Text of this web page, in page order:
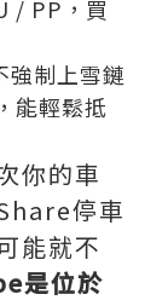
/ PP，買
制上雪鏈
能輕鬆抵
你的車
停車
能就不
是位於